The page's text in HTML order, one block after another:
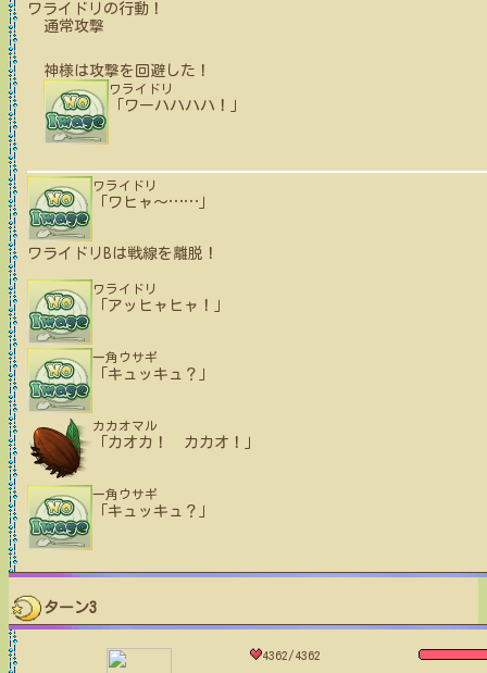
ワライドリ の行動！
通常攻撃
神様は攻撃を回避した！
ワライドリ
「ワーハハハハ！」
ワライドリ
「ワヒャ〜……
ワライドリBは戦線を離脱！
ワライドリ
「アッヒャヒャ！」
一角ウサギ
「キュッキュ？」
カカオマル
「カオカ！ カカオ！」
一角ウサギ
「キュッキュ？」
ターン3
4362/4362